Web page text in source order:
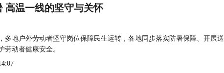
高温一线的坚守与关怀
多地户外劳动者坚守岗位保障民生运转，各地同步落实防暑保障、开展
劳动者健康安全。